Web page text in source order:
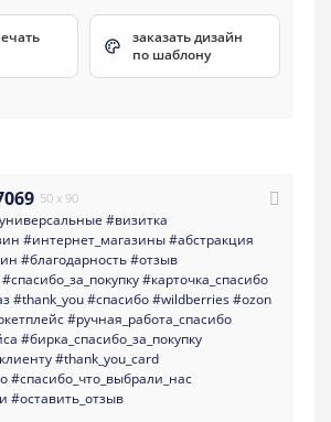
заказать дизайн
по шаблону
50 x 90
#визитка
#интернет_магазины#абстракция
#благодарность#отзыв
#спасибо_за_покупку#карточка_спасибо
#thank_you#спасибо#wildberries#ozon
#ручная_работа_спасибо
#бирка_спасибо_за_покупку
#thank_you_card
#спасибо_что_выбрали_нас
#оставить_отзыв